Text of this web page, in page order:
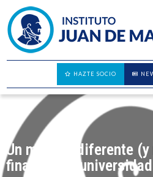
HAZTE SOCIO
Un modelo diferente
financiar la universidad